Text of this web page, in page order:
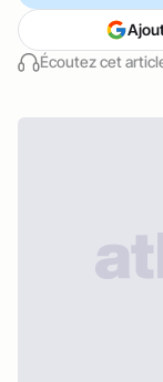
Écoutez cet